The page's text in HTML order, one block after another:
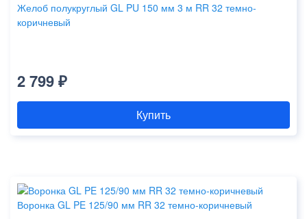
Желоб полукруглый GL PU 150 мм 3 м RR 32 темно-
коричневый
2 799 ₽
Купить
Воронка GL PE 125/90 мм RR 32 темно-коричневый